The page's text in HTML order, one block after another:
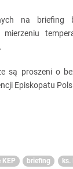
na briefing
są proszeni o
Episkopatu
KEP briefing
ks.